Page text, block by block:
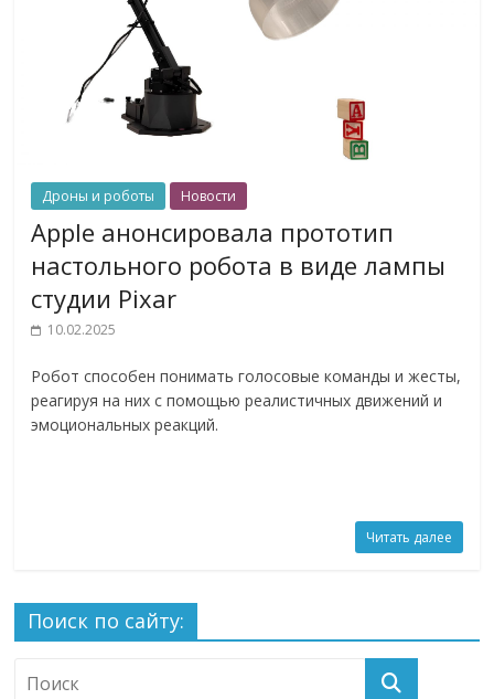
Дроны и роботы Новости
Apple анонсировала прототип
настольного робота в виде лампы
студии Pixar
10.02.2025
Робот способен понимать голосовые команды и жесты,
реагируя на них с помощью реалистичных движений и
эмоциональных реакций.
Читать далее
Поиск по сайту: